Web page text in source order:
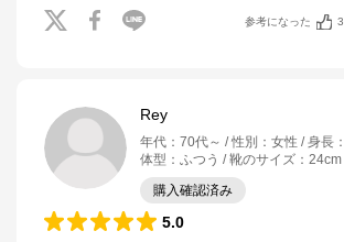
参考になった 3
Rey
年代 ： 70代～ 性別 ： 女性 身長 ：
体型 ： ふつう 靴のサイズ ： 24cm
購入確認済み
5.0